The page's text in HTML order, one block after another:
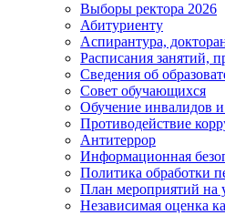
Выборы ректора 2026
Абитуриенту
Аспирантура,
Расписания занятий,
Сведения об
Совет обучающихся
Обучение инвалидов
Противодействие
Антитеррор
Информационная
Политика обработки
План мероприятий на
Независимая оценка